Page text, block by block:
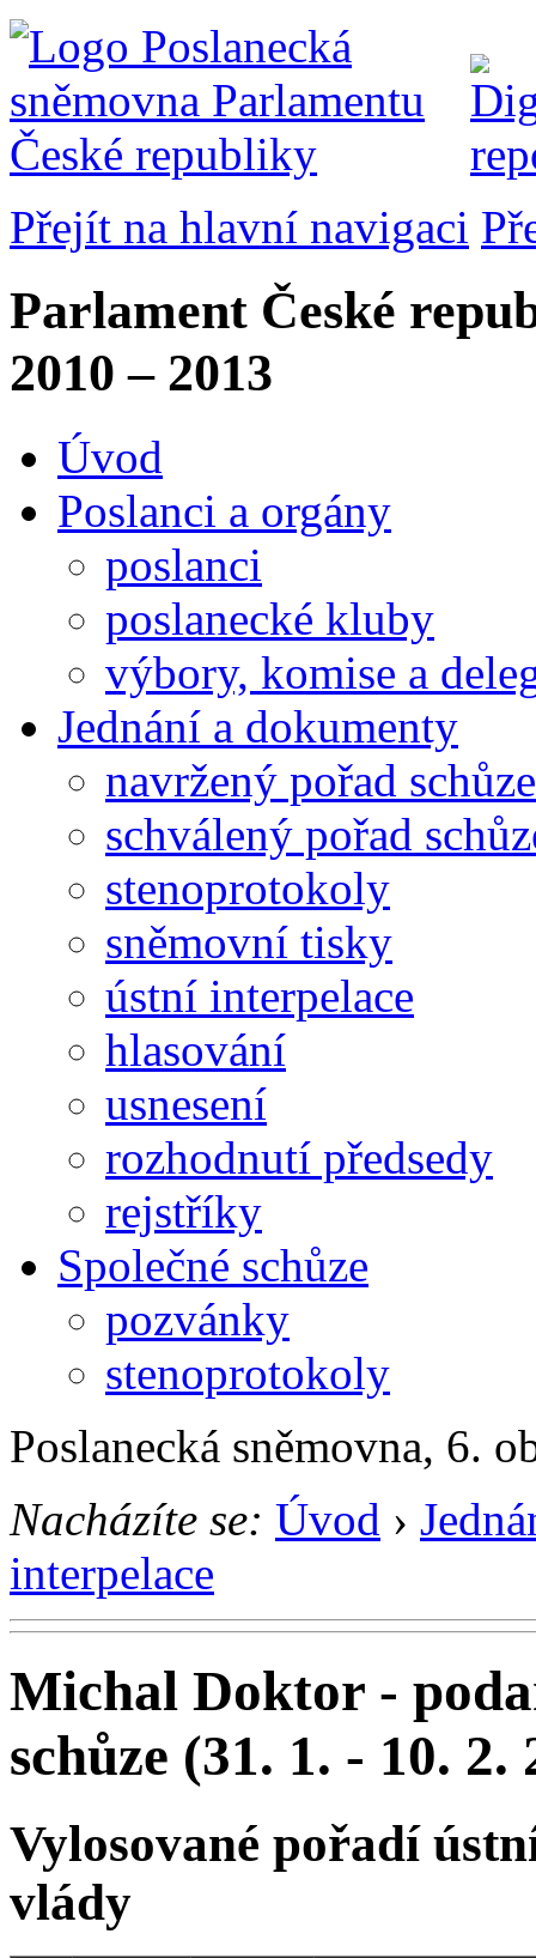
Přejít na hlavní navigaci
Parlament České
2010 – 2013
Úvod
Poslanci a orgány
poslanci
poslanecké kluby
výbory, komise a
Jednání a dokumenty
navržený pořad schůze
schválený pořad
stenoprotokoly
sněmovní tisky
ústní interpelace
hlasování
usnesení
rozhodnutí předsedy
rejstříky
Společné schůze
pozvánky
stenoprotokoly
Poslanecká sněmovna, 6.
Nacházíte se: Úvod ›
interpelace
Michal Doktor -
schůze (31. 1. - 10. 2.
Vylosované pořadí
vlády